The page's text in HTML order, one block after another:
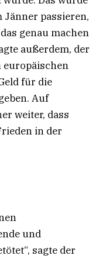
passieren,
genau machen
außerdem, der
europäischen
für die
Auf
weiter, dass
in der
und
sagte der